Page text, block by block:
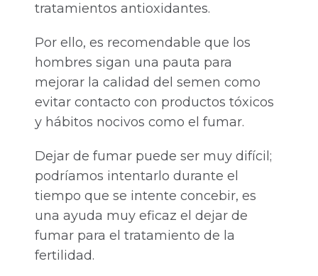
tratamientos antioxidantes.
Por ello, es recomendable que los
hombres sigan una pauta para
mejorar la calidad del semen como
evitar contacto con productos tóxicos
y hábitos nocivos como el fumar.
Dejar de fumar puede ser muy difícil;
podríamos intentarlo durante el
tiempo que se intente concebir, es
una ayuda muy eficaz el dejar de
fumar para el tratamiento de la
fertilidad.